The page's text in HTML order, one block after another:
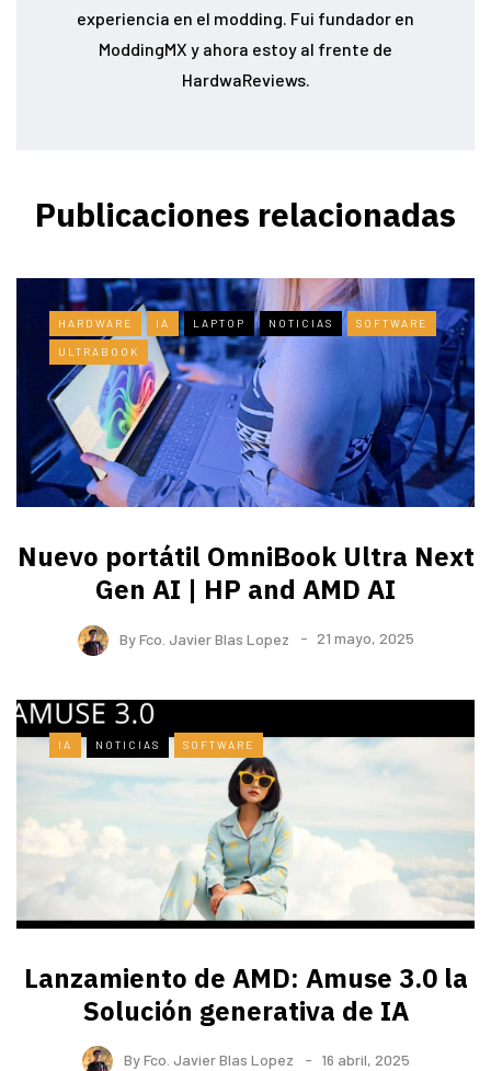
experiencia en el modding. Fui fundador en
ModdingMX y ahora estoy al frente de
HardwaReviews.
Publicaciones relacionadas
HARDWARE IA LAPTOP NOTICIAS SOFTWARE
ULTRABOOK
Nuevo portátil OmniBook Ultra ​Next
Gen AI | HP and AMD AI
ByFco. Javier Blas Lopez 21 mayo, 2025
IA NOTICIAS SOFTWARE
Lanzamiento de AMD: Amuse 3.0 la
Solución generativa de IA
ByFco. Javier Blas Lopez 16 abril, 2025